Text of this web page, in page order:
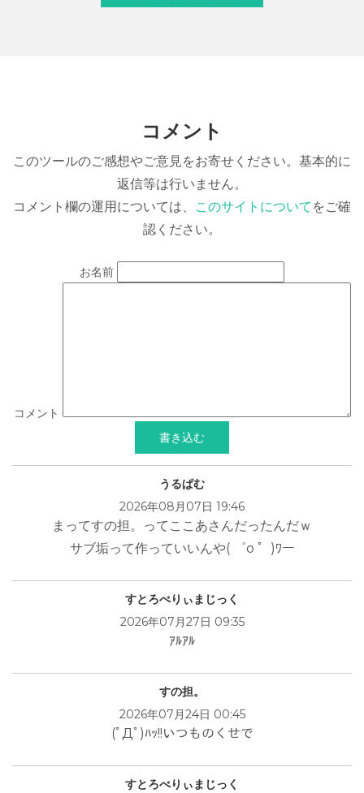
コメント
このツールのご感想やご意見をお寄せください。基本的に
返信等は行いません。
コメント欄の運用については、
このサイトについて をご確
認ください。
お名前
コメント
うるぱむ
2026年08月07日 19:46
まってすの担。ってここあさんだったんだｗ
サブ垢って作っていいんや( ゜o ゜)ﾜー
すとろべりぃまじっく
2026年07月27日 09:35
ｱﾙｱﾙ
すの担。
2026年07月24日 00:45
(ﾟДﾟ)ﾊｯ!!いつものくせで
すとろべりぃまじっく